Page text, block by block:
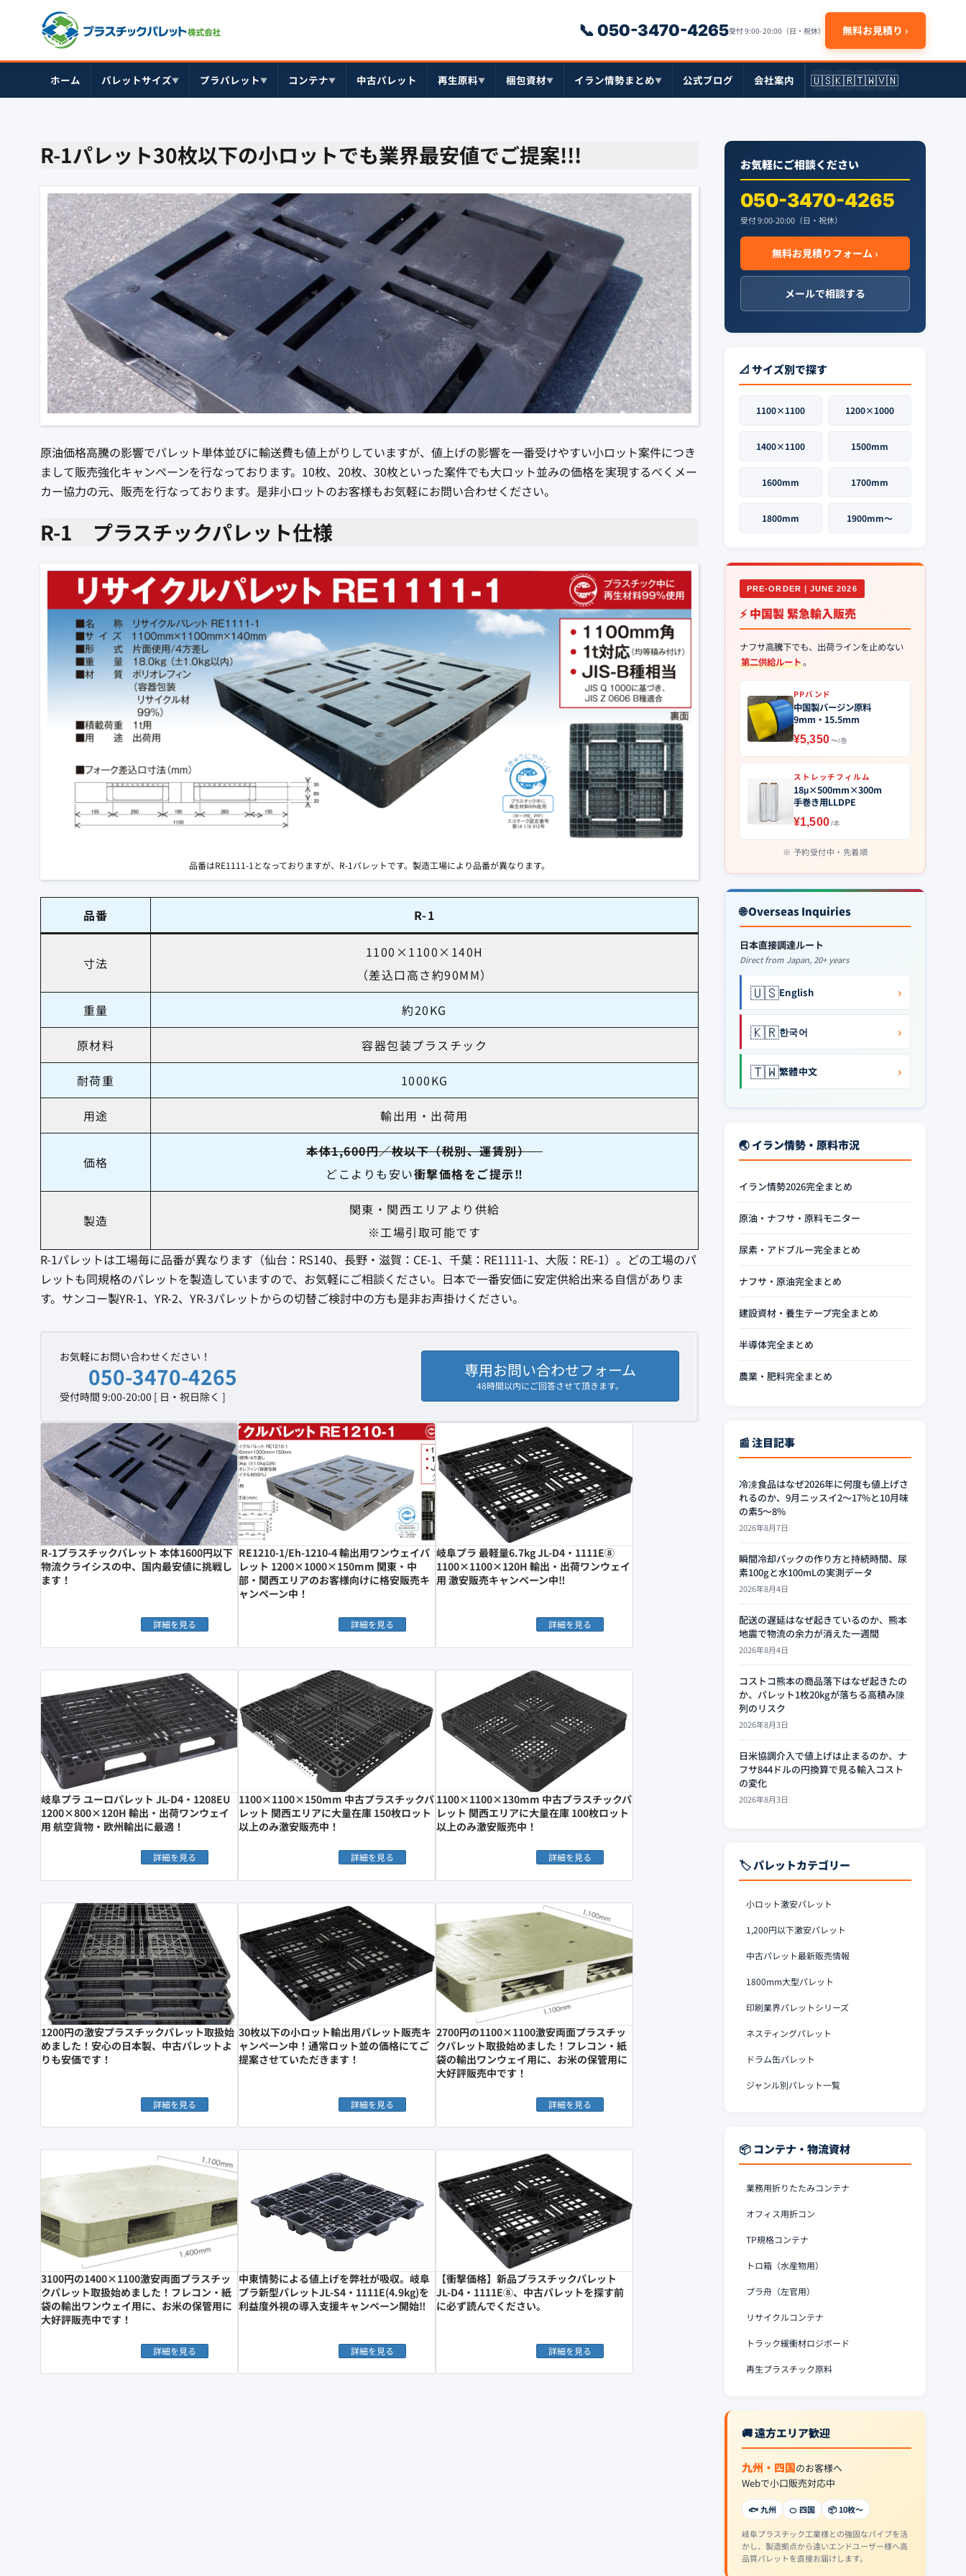
📞 050-3470-4265受付 9:00-20:00（日・祝休） 無料お見積り ›
ホーム パレットサイズ▼ プラパレット▼ コンテナ▼ 中古パレット 再生原料▼ 梱包資材▼ イラン情勢まとめ▼ 公式ブログ 会社案内 🇺🇸🇰🇷🇹🇼🇻🇳
R-1パレット30枚以下の小ロットでも業界最安値でご提案!!!
原油価格高騰の影響でパレット単体並びに輸送費も値上がりしていますが、値上げの影響を一番受けやすい小ロット案件につき
まして販売強化キャンペーンを行なっております。10枚、20枚、30枚といった案件でも大ロット並みの価格を実現するべくメー
カー協力の元、販売を行なっております。是非小ロットのお客様もお気軽にお問い合わせください。
R-1 プラスチックパレット仕様
品番はRE1111-1となっておりますが、R-1パレットです。製造工場により品番が異なります。
品番 R-1
寸法
1100×1100×140H
（差込口高さ約90MM）
重量 約20KG
原材料 容器包装プラスチック
耐荷重 1000KG
用途 輸出用・出荷用
価格
本体1,600円／枚以下（税別、運賃別）
どこよりも安い衝撃価格をご提示‼︎
製造
関東 ・ 関西エリアより供給
※工場引取可能です
R-1パレットは工場毎に品番が異なります（仙台：RS140、長野・滋賀：CE-1、千葉：RE1111-1、大阪：RE-1）。どの工場のパ
レットも同規格のパレットを製造していますので、お気軽にご相談ください。日本で一番安価に安定供給出来る自信がありま
す。サンコー製YR-1、YR-2、YR-3パレットからの切替ご検討中の方も是非お声掛けください。
お気軽にお問い合わせください！
050-3470-4265
受付時間 9:00-20:00 [ 日・祝日除く ]
専用お問い合わせフォーム
48時間以内にご回答させて頂きます。
R-1プラスチックパレット 本体1600円以下
物流クライシスの中、国内最安値に挑戦し
ます！
詳細を見る
RE1210-1/Eh-1210-4 輸出用ワンウェイパ
レット 1200×1000×150mm 関東・中
部・関西エリアのお客様向けに格安販売キ
ャンペーン中！
詳細を見る
岐阜プラ 最軽量6.7kg JL-D4・1111E⑧
1100×1100×120H 輸出・出荷ワンウェイ
用 激安販売キャンペーン中‼︎
詳細を見る
岐阜プラ ユーロパレット JL-D4・1208EU
1200×800×120H 輸出・出荷ワンウェイ
用 航空貨物・欧州輸出に最適！
詳細を見る
1100×1100×150mm 中古プラスチックパ
レット 関西エリアに大量在庫 150枚ロット
以上のみ激安販売中！
詳細を見る
1100×1100×130mm 中古プラスチックパ
レット 関西エリアに大量在庫 100枚ロット
以上のみ激安販売中！
詳細を見る
1200円の激安プラスチックパレット取扱始
めました！安心の日本製、中古パレットよ
りも安価です！
詳細を見る
30枚以下の小ロット輸出用パレット販売キ
ャンペーン中！通常ロット並の価格にてご
提案させていただきます！
詳細を見る
2700円の1100×1100激安両面プラスチッ
クパレット取扱始めました！フレコン・紙
袋の輸出ワンウェイ用に、お米の保管用に
大好評販売中です！
詳細を見る
3100円の1400×1100激安両面プラスチッ
クパレット取扱始めました！フレコン・紙
袋の輸出ワンウェイ用に、お米の保管用に
大好評販売中です！
詳細を見る
中東情勢による値上げを弊社が吸収。岐阜
プラ新型パレットJL-S4・1111E(4.9kg)を
利益度外視の導入支援キャンペーン開始‼︎
詳細を見る
【衝撃価格】新品プラスチックパレット
JL-D4・1111E⑧、中古パレットを探す前
に必ず読んでください。
詳細を見る
お気軽にご相談ください
050-3470-4265
受付 9:00-20:00（日・祝休）
無料お見積りフォーム ›
メールで相談する
📐 サイズ別で探す
1100×1100 1200×1000
1400×1100 1500mm
1600mm 1700mm
1800mm 1900mm〜
PRE-ORDER｜JUNE 2026
⚡ 中国製 緊急輸入販売
ナフサ高騰下でも、出荷ラインを止めない
第二供給ルート。
PPバンド
中国製バージン原料
9mm・15.5mm
¥5,350〜/巻
ストレッチフィルム
18μ×500mm×300m
手巻き用LLDPE
¥1,500/本
予約受付中・先着順
🌐 Overseas Inquiries
日本直接調達ルート
Direct from Japan, 20+ years
🇺🇸English ›
🇰🇷한국어 ›
🇹🇼繁體中文 ›
🌏 イラン情勢・原料市況
イラン情勢2026完全まとめ
原油・ナフサ・原料モニター
尿素・アドブルー完全まとめ
ナフサ・原油完全まとめ
建設資材・養生テープ完全まとめ
半導体完全まとめ
農業・肥料完全まとめ
📰 注目記事
冷凍食品はなぜ2026年に何度も値上げさ
れるのか、9月ニッスイ2〜17%と10月味
の素5〜8%
2026年8月7日
瞬間冷却パックの作り方と持続時間、尿
素100gと水100mLの実測データ
2026年8月4日
配送の遅延はなぜ起きているのか、熊本
地震で物流の余力が消えた一週間
2026年8月4日
コストコ熊本の商品落下はなぜ起きたの
か、パレット1枚20kgが落ちる高積み陳
列のリスク
2026年8月3日
日米協調介入で値上げは止まるのか、ナ
フサ844ドルの円換算で見る輸入コスト
の変化
2026年8月3日
🏷️ パレットカテゴリー
小ロット激安パレット
1,200円以下激安パレット
中古パレット最新販売情報
1800mm大型パレット
印刷業界パレットシリーズ
ネスティングパレット
ドラム缶パレット
ジャンル別パレット一覧
📦 コンテナ・物流資材
業務用折りたたみコンテナ
オフィス用折コン
TP規格コンテナ
トロ箱（水産物用）
プラ舟（左官用）
リサイクルコンテナ
トラック緩衝材ロジボード
再生プラスチック原料
🚚 遠方エリア歓迎
九州・四国のお客様へ
Webで小口販売対応中
🐟 九州 🍊 四国 📦 10枚〜
岐阜プラスチック工業様との強固なパイプを活
かし、製造拠点から遠いエンドユーザー様へ高
品質パレットを直接お届けします。